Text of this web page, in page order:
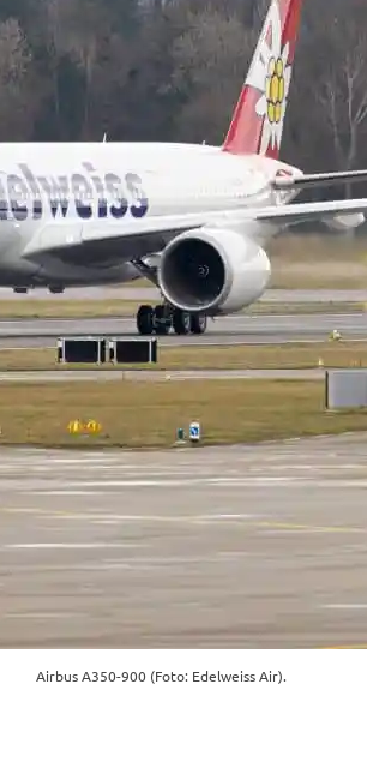
Airbus A350-900 (Foto: Edelweiss Air).